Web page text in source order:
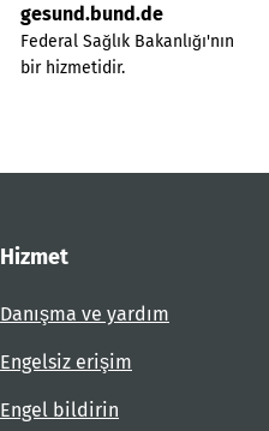
gesund.bund.de
Federal Sağlık Bakanlığı'nın
bir hizmetidir.
Hizmet
Danışma ve yardım
Engelsiz erişim
Engel bildirin